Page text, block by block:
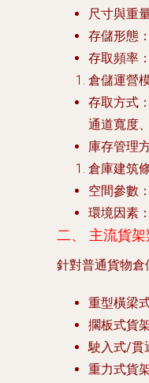
尺寸與重
存儲形態
存取頻率
倉儲運營
存取方式
通道寬度
庫存管理
倉庫建筑
空間參數
環境因素
二、 主流貨
針對普通貨物倉
重型橫梁
擱板式貨
駛入式/貫
重力式貨